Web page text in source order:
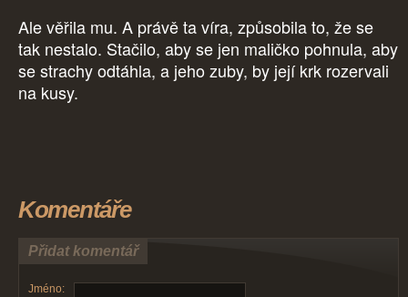
Ale věřila mu. A právě ta víra, způsobila to, že se
tak nestalo. Stačilo, aby se jen maličko pohnula, aby
se strachy odtáhla, a jeho zuby, by její krk rozervali
na kusy.
Komentáře
Přidat komentář
Jméno: